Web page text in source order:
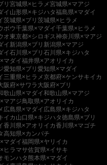
リ 宮城県×ヒラメ宮城県×マアジ
イ 山形県×キジハタ福島県×マダイ
茨城県×ブリ 茨城県×ヒラメ
ボウ千葉県×マダイ千葉県×ヒラメ
オ東京都×シロギス神奈川県×マアジ
イ 新潟県×ブリ 新潟県×マアジ
イ石川県×ブリ 石川県×キジハタ
マダイ福井県×アオリイカ
愛知県×ブリ 愛知県×マダイ
三重県×ヒラメ京都府×ケンサキイカ
阪府×サワラ 大阪府×ブリ
歌山県×マダイ和歌山県×マアジ
マアジ鳥取県×アオリイカ
広島県×マダイ 広島県×キジハタ
イカ 山口県×キジハタ徳島県×ブリ
香川県×アオリイカ香川県×マゴチ
高知県×カンパチ
マダイ福岡県×ヤリイカ
ヒラマサ佐賀県×イサキ
モンハタ 熊本県×マダイ